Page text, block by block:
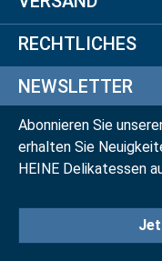
RECHTLICHES
NEWSLETTER
Abonnieren Sie
erhalten Sie
HEINE Delikatessen